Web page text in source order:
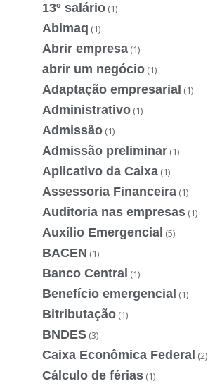
13º salário (1)
Abimaq (1)
Abrir empresa (1)
abrir um negócio (1)
Adaptação empresarial (1)
Administrativo (1)
Admissão (1)
Admissão preliminar (1)
Aplicativo da Caixa (1)
Assessoria Financeira (1)
Auditoria nas empresas (1)
Auxílio Emergencial (5)
BACEN (1)
Banco Central (1)
Benefício emergencial (1)
Bitributação (1)
BNDES (3)
Caixa Econômica Federal (2)
Cálculo de férias (1)